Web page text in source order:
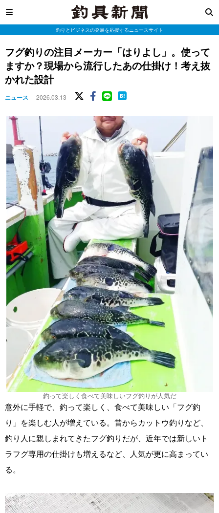
釣りとビジネスの発展を応援するニュースサイト
フグ釣りの注目メーカー「はりよし」。使って
ますか？現場から流行したあの仕掛け！考え抜
かれた設計
ニュース 2026.03.13
釣って楽しく食べて美味しいフグ釣りが人気だ
意外に手軽で、釣って楽しく、食べて美味しい「フグ釣
り」を楽しむ人が増えている。昔からカットウ釣りなど、
釣り人に親しまれてきたフグ釣りだが、近年では新しいト
ラフグ専用の仕掛けも増えるなど、人気が更に高まってい
る。